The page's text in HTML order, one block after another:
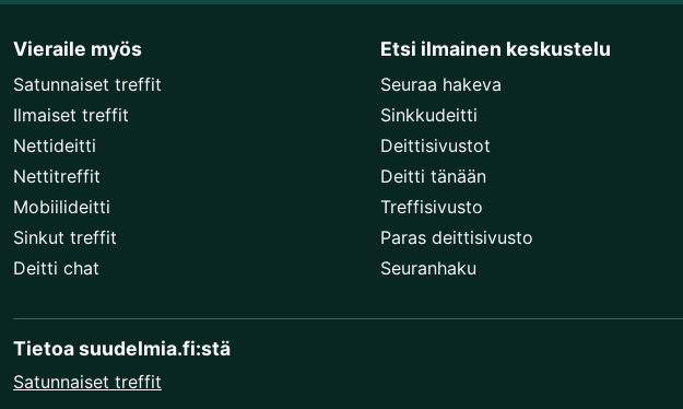
Vieraile myös
Satunnaiset treffit
Ilmaiset treffit
Nettideitti
Nettitreffit
Mobiilideitti
Sinkut treffit
Deitti chat
Etsi ilmainen keskustelu
Seuraa hakeva
Sinkkudeitti
Deittisivustot
Deitti tänään
Treffisivusto
Paras deittisivusto
Seuranhaku
Tietoa suudelmia.fi:stä
Satunnaiset treffit